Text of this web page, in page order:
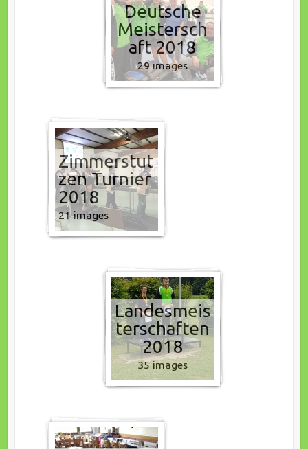
Deutsche
Meistersch
aft 2018
29 images
Zimmerstut
zen Turnier
2018
21 images
Landesmeis
terschaften
2018
35 images